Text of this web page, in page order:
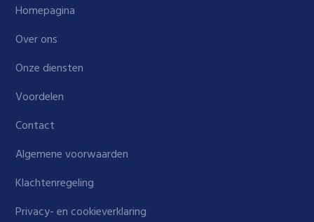
Homepagina
Over ons
Onze diensten
Voordelen
Contact
Algemene voorwaarden
Klachtenregeling
Privacy- en cookieverklaring